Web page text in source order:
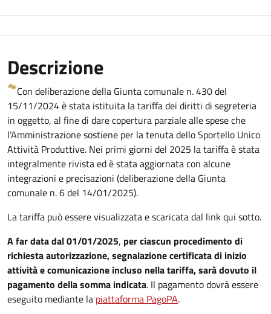
Descrizione
Con deliberazione della Giunta comunale n. 430 del
15/11/2024 è stata istituita la tariffa dei diritti di segreteria
in oggetto, al fine di dare copertura parziale alle spese che
l’Amministrazione sostiene per la tenuta dello Sportello Unico
Attività Produttive. Nei primi giorni del 2025 la tariffa è stata
integralmente rivista ed è stata aggiornata con alcune
integrazioni e precisazioni (deliberazione della Giunta
comunale n. 6 del 14/01/2025).
La tariffa può essere visualizzata e scaricata dal link qui sotto.
A far data dal 01/01/2025, per ciascun procedimento di
richiesta autorizzazione, segnalazione certificata di inizio
attività e comunicazione incluso nella tariffa, sarà dovuto il
pagamento della somma indicata. Il pagamento dovrà essere
eseguito mediante la piattaforma PagoPA.